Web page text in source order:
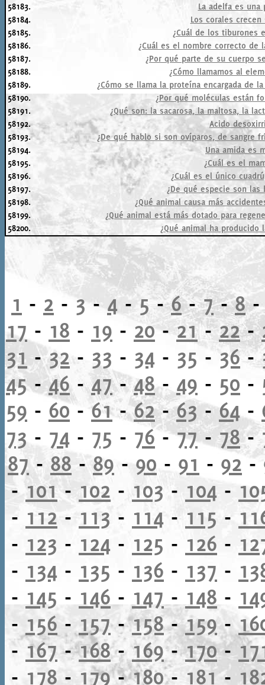
58183.
La adelfa es
58184.
Los corales
58185.
¿Cuál de los tiburones
58186.
¿Cuál es el nombre correcto de
58187.
¿Por qué parte de su cuerpo
58188.
¿Cómo llamamos al
58189.
¿Cómo se llama la proteína encargada de
58190.
¿Por qué moléculas están
58191.
¿Qué son: la sacarosa, la maltosa, la
58192.
Acido
58193.
¿De qué hablo si son ovíparos, de sangre
58194.
Una amida es
58195.
¿Cuál es el
58196.
¿Cuál es el único
58197.
¿De qué especie son las
58198.
¿Qué animal causa más
58199.
¿Qué animal está más dotado para
58200.
¿Qué animal ha producido
1 - 2 -3- 4 -5-6-7-8
17 - 18 - 19 - 20-21-22-
31 -32- 33 - 34 - 35 -36-
45-46-47-48- 49 - 50 -
59 - 60- 61-62-63-64-
73 - 74 - 75 - 76-77-78-
87 -88-89 - 90 - 91 - 92-
-101- 102 - 103 - 104 -
- 112 - 113 - 114 - 115 -
- 123 - 124 - 125 - 126 -
- 134 - 135 - 136 - 137 -
- 145 - 146 - 147 - 148 -
- 156 - 157-158-159-
- 167-168-169-170-
- 178 - 179-180- 181-